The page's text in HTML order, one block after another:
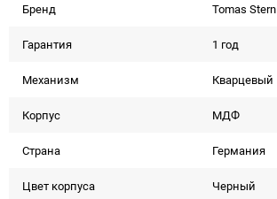
Бренд Tomas Stern
Гарантия 1 год
Механизм Кварцевый
Корпус МДФ
Страна Германия
Цвет корпуса Черный